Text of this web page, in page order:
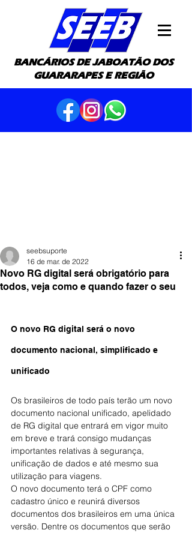
BANCÁRIOS DE JABOATÃO DOS
GUARARAPES E REGIÃO
Novo RG digital será obrigatório para
todos, veja como e quando fazer o seu
seebsuporte
16 de mar. de 2022
O novo RG digital será o novo
documento nacional, simplificado e
unificado
Os brasileiros de todo país terão um novo
documento nacional unificado, apelidado
de RG digital que entrará em vigor muito
em breve e trará consigo mudanças
importantes relativas à segurança,
unificação de dados e até mesmo sua
utilização para viagens.
O novo documento terá o CPF como
cadastro único e reunirá diversos
documentos dos brasileiros em uma única
versão. Dentre os documentos que serão